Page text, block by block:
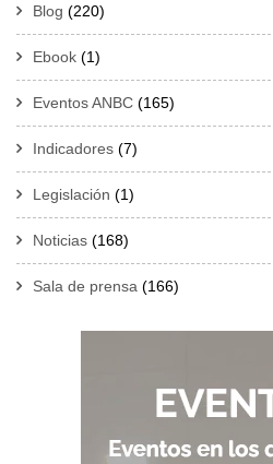
Blog (220)
Ebook (1)
Eventos ANBC (165)
Indicadores (7)
Legislación (1)
Noticias (168)
Sala de prensa (166)